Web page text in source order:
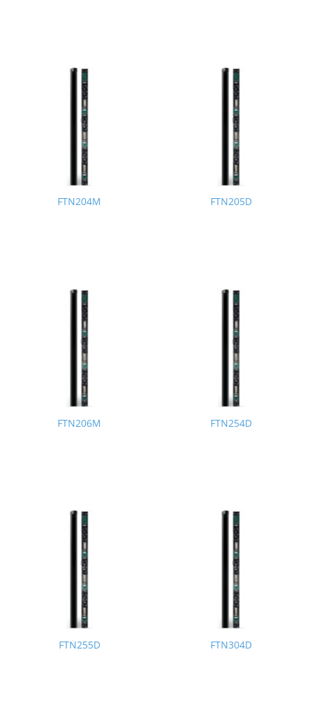
FTN204M FTN205D
FTN206M FTN254D
FTN255D FTN304D